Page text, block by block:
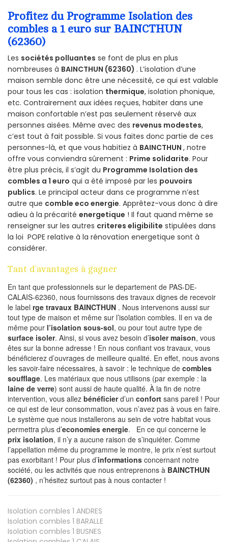
Profitez du Programme Isolation des
combles a 1 euro sur BAINCTHUN
(62360)
Les sociétés polluantes se font de plus en plus
nombreuses à BAINCTHUN (62360) . L’isolation d’une
maison semble donc être une nécessité, ce qui est valable
pour tous les cas : isolation thermique, isolation phonique,
etc. Contrairement aux idées reçues, habiter dans une
maison confortable n’est pas seulement réservé aux
personnes aisées. Même avec des revenus modestes,
c’est tout à fait possible. Si vous faites donc partie de ces
personnes-là, et que vous habitiez à BAINCTHUN , notre
offre vous conviendra sûrement : Prime solidarite. Pour
être plus précis, il s’agit du Programme Isolation des
combles a 1 euro qui a été imposé par les pouvoirs
publics. Le principal acteur dans ce programme n’est
autre que comble eco energie. Apprêtez-vous donc à dire
adieu à la précarité energetique ! Il faut quand même se
renseigner sur les autres criteres eligibilite stipulées dans
la loi POPE relative à la rénovation energetique sont à
considérer.
Tant d’avantages à gagner
En tant que professionnels sur le departement de PAS-DE-
CALAIS-62360, nous fournissons des travaux dignes de recevoir
le label rge travaux BAINCTHUN . Nous intervenons aussi sur
tout type de maison et même sur l’isolation combles. Il en va de
même pour l’isolation sous-sol, ou pour tout autre type de
surface isoler. Ainsi, si vous avez besoin d’isoler maison, vous
êtes sur la bonne adresse ! En nous confiant vos travaux, vous
bénéficierez d’ouvrages de meilleure qualité. En effet, nous avons
les savoir-faire nécessaires, à savoir : le technique de combles
soufflage. Les matériaux que nous utilisons (par exemple : la
laine de verre) sont aussi de haute qualité. À la fin de notre
intervention, vous allez bénéficierd’un confort sans pareil ! Pour
ce qui est de leur consommation, vous n’avez pas à vous en faire.
Le système que nous installerons au sein de votre habitat vous
permettra plus d’economies energie. En ce qui concerne le
prix isolation, il n’y a aucune raison de s’inquiéter. Comme
l’appellation même du programme le montre, le prix n’est surtout
pas exorbitant ! Pour plus d’informations concernant notre
société, ou les activités que nous entreprenons à BAINCTHUN
(62360) , n’hésitez surtout pas à nous contacter !
Isolation combles 1 ANDRES
Isolation combles 1 BARALLE
Isolation combles 1 BUSNES